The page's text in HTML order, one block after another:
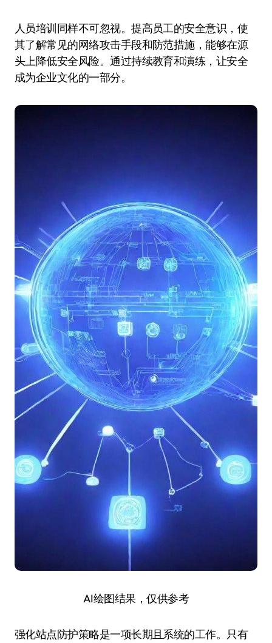
人员培训同样不可忽视。提高员工的安全意识，使
其了解常见的网络攻击手段和防范措施，能够在源
头上降低安全风险。通过持续教育和演练，让安全
成为企业文化的一部分。
AI绘图结果，仅供参考
强化站点防护策略是一项长期且系统的工作。只有